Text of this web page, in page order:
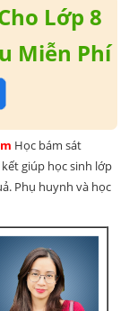
Lớp 8
Miễn Phí
Học bám sát
giúp học sinh lớp
Phụ huynh và học